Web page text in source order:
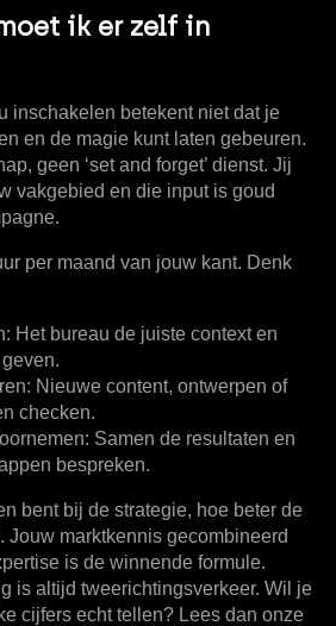
ik er zelf in
inschakelen betekent niet dat je
en de magie kunt laten gebeuren.
geen ‘set and forget’ dienst. Jij
vakgebied en die input is goud
per maand van jouw kant. Denk
Het bureau de juiste context en
Nieuwe content, ontwerpen of
checken.
Samen de resultaten en
bespreken.
bent bij de strategie, hoe beter de
Jouw marktkennis gecombineerd
is de winnende formule.
is altijd tweerichtingsverkeer. Wil je
cijfers echt tellen? Lees dan onze